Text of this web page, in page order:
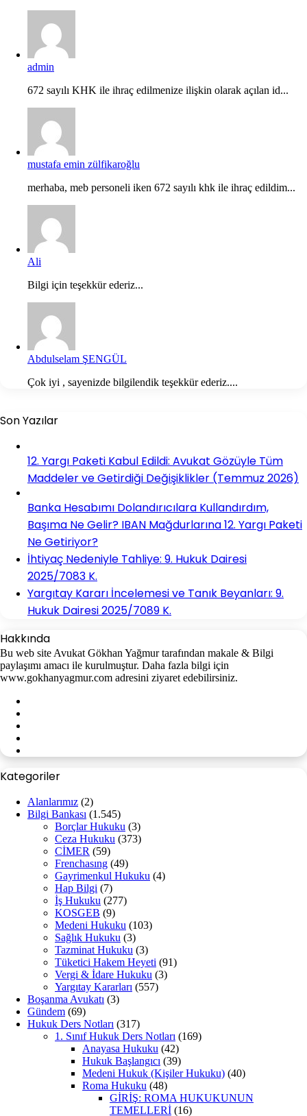
admin
672 sayılı KHK ile ihraç edilmenize ilişkin olarak açılan id...
mustafa emin zülfikaroğlu
merhaba, meb personeli iken 672 sayılı khk ile ihraç edildim...
Ali
Bilgi için teşekkür ederiz...
Abdulselam ŞENGÜL
Çok iyi , sayenizde bilgilendik teşekkür ederiz....
Son Yazılar
12. Yargı Paketi Kabul Edildi: Avukat Gözüyle Tüm
Maddeler ve Getirdiği Değişiklikler (Temmuz 2026)
Banka Hesabımı Dolandırıcılara Kullandırdım,
Başıma Ne Gelir? IBAN Mağdurlarına 12. Yargı Paketi
Ne Getiriyor?
İhtiyaç Nedeniyle Tahliye: 9. Hukuk Dairesi
2025/7083 K.
Yargıtay Kararı İncelemesi ve Tanık Beyanları: 9.
Hukuk Dairesi 2025/7089 K.
Hakkında
Bu web site Avukat Gökhan Yağmur tarafından makale & Bilgi
paylaşımı amacı ile kurulmuştur. Daha fazla bilgi için
www.gokhanyagmur.com adresini ziyaret edebilirsiniz.
Kategoriler
Alanlarımız (2)
Bilgi Bankası (1.545)
Borçlar Hukuku (3)
Ceza Hukuku (373)
CİMER (59)
Frenchasıng (49)
Gayrimenkul Hukuku (4)
Hap Bilgi (7)
İş Hukuku (277)
KOSGEB (9)
Medeni Hukuku (103)
Sağlık Hukuku (3)
Tazminat Hukuku (3)
Tüketici Hakem Heyeti (91)
Vergi & İdare Hukuku (3)
Yargıtay Kararları (557)
Boşanma Avukatı (3)
Gündem (69)
Hukuk Ders Notları (317)
1. Sınıf Hukuk Ders Notları (169)
Anayasa Hukuku (42)
Hukuk Başlangıcı (39)
Medeni Hukuk (Kişiler Hukuku) (40)
Roma Hukuku (48)
GİRİŞ: ROMA HUKUKUNUN
TEMELLERİ (16)